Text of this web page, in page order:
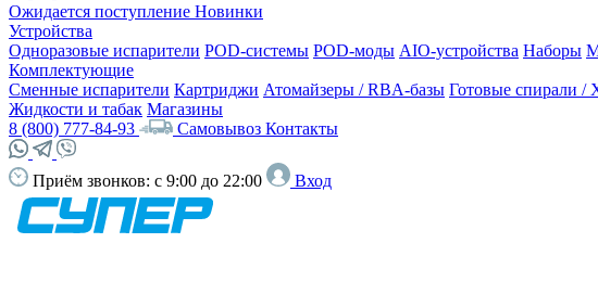
Ожидается поступление Новинки
Устройства
Одноразовые испарители POD-системы POD-моды AIO-устройства Наборы
Комплектующие
Сменные испарители Картриджи Атомайзеры / RBA-базы Готовые спирали /
Жидкости и табак Магазины
8 (800) 777-84-93
Самовывоз Контакты
Приём звонков: с 9:00 до 22:00 Вход